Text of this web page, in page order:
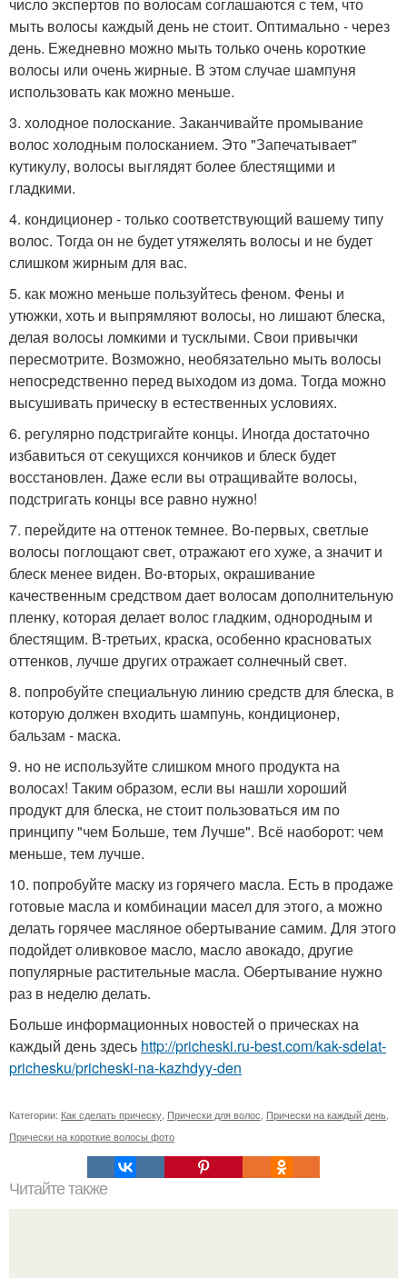
число экспертов по волосам соглашаются с тем, что
мыть волосы каждый день не стоит. Оптимально - через
день. Ежедневно можно мыть только очень короткие
волосы или очень жирные. В этом случае шампуня
использовать как можно меньше.
3. холодное полоскание. Заканчивайте промывание
волос холодным полосканием. Это "Запечатывает"
кутикулу, волосы выглядят более блестящими и
гладкими.
4. кондиционер - только соответствующий вашему типу
волос. Тогда он не будет утяжелять волосы и не будет
слишком жирным для вас.
5. как можно меньше пользуйтесь феном. Фены и
утюжки, хоть и выпрямляют волосы, но лишают блеска,
делая волосы ломкими и тусклыми. Свои привычки
пересмотрите. Возможно, необязательно мыть волосы
непосредственно перед выходом из дома. Тогда можно
высушивать прическу в естественных условиях.
6. регулярно подстригайте концы. Иногда достаточно
избавиться от секущихся кончиков и блеск будет
восстановлен. Даже если вы отращивайте волосы,
подстригать концы все равно нужно!
7. перейдите на оттенок темнее. Во-первых, светлые
волосы поглощают свет, отражают его хуже, а значит и
блеск менее виден. Во-вторых, окрашивание
качественным средством дает волосам дополнительную
пленку, которая делает волос гладким, однородным и
блестящим. В-третьих, краска, особенно красноватых
оттенков, лучше других отражает солнечный свет.
8. попробуйте специальную линию средств для блеска, в
которую должен входить шампунь, кондиционер,
бальзам - маска.
9. но не используйте слишком много продукта на
волосах! Таким образом, если вы нашли хороший
продукт для блеска, не стоит пользоваться им по
принципу "чем Больше, тем Лучше". Всё наоборот: чем
меньше, тем лучше.
10. попробуйте маску из горячего масла. Есть в продаже
готовые масла и комбинации масел для этого, а можно
делать горячее масляное обертывание самим. Для этого
подойдет оливковое масло, масло авокадо, другие
популярные растительные масла. Обертывание нужно
раз в неделю делать.
Больше информационных новостей о прическах на
каждый день здесь http://pricheski.ru-best.com/kak-sdelat-
prichesku/pricheski-na-kazhdyy-den
Категории: Как сделать прическу Прически для волос Прически на каждый день
Прически на короткие волосы фото
Читайте также